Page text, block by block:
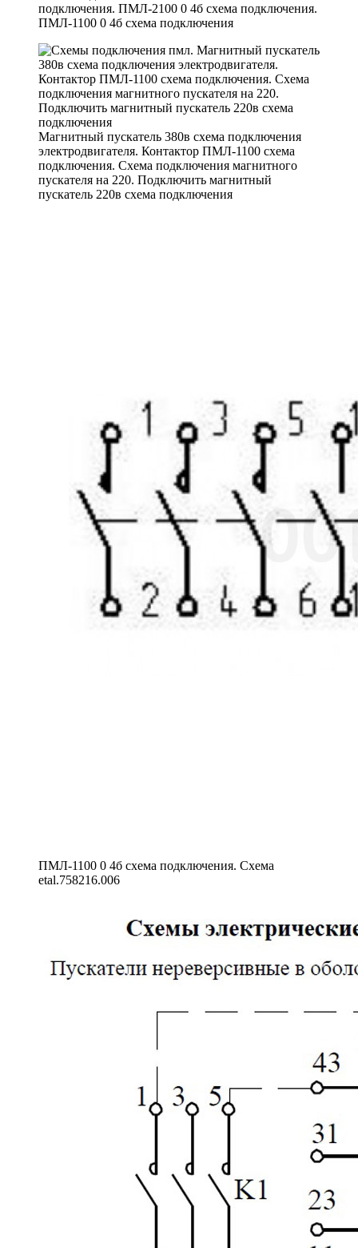
подключения. ПМЛ-2100 0 4б схема подключения.
ПМЛ-1100 0 4б схема подключения
Магнитный пускатель 380в схема подключения
электродвигателя. Контактор ПМЛ-1100 схема
подключения. Схема подключения магнитного
пускателя на 220. Подключить магнитный
пускатель 220в схема подключения
ПМЛ-1100 0 4б схема подключения. Схема
etal.758216.006